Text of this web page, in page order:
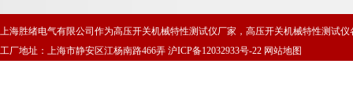
上海胜绪电气有限公司作为高压开关机械特性测试仪厂家，高压开关机械特性测试
工厂地址：上海市静安区江杨南路466弄 沪ICP备12032933号-22 网站地图